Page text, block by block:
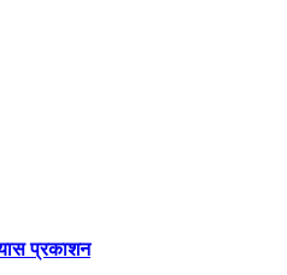
प्रकाशन